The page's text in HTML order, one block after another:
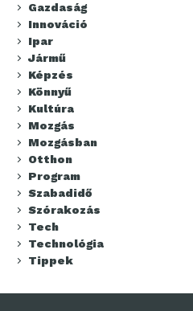
Gazdaság
Innováció
Ipar
Jármű
Képzés
Könnyű
Kultúra
Mozgás
Mozgásban
Otthon
Program
Szabadidő
Szórakozás
Tech
Technológia
Tippek